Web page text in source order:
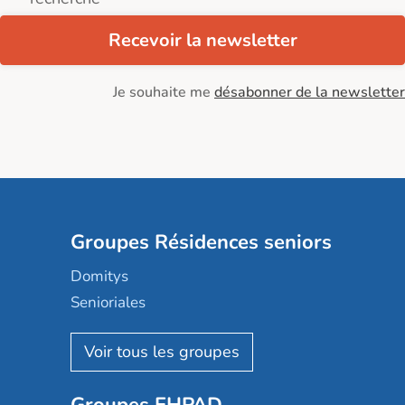
Recevoir la newsletter
Je souhaite me désabonner de la newsletter
Groupes Résidences seniors
Domitys
Senioriales
Nohée
Les Résidentiels